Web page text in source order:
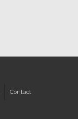
Contact